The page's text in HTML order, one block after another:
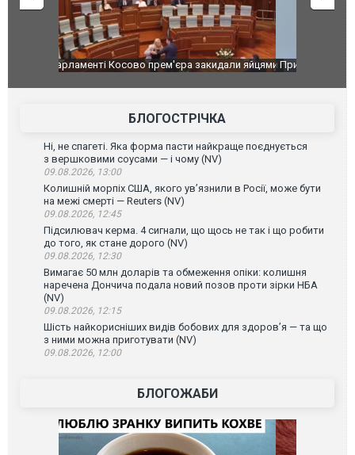
яйцямиПриїхав за паспортом та квартирою": у полон
зіркового футболіста Мохамеда Салаха
Одесу
ураганним
БЛОГОСТРІЧКА
Ні, не спагеті. Яка форма пасти найкраще поєднується
з вершковими соусами — і чому (NV)
09.08.2026, 13:00
Колишній морпіх США, якого ув’язнили в Росії, може бути
на межі смерті — Reuters (NV)
09.08.2026, 12:45
Підсилювач керма. 4 сигнали, що щось не так і що робити
до того, як стане дорого (NV)
09.08.2026, 12:30
Вимагає 50 млн доларів та обмеження опіки: колишня
наречена Дончича подала новий позов проти зірки НБА
(NV)
09.08.2026, 12:15
Шість найкорисніших видів бобових для здоров’я — та що
з ними можна приготувати (NV)
09.08.2026, 12:00
БЛОГОЖАБИ